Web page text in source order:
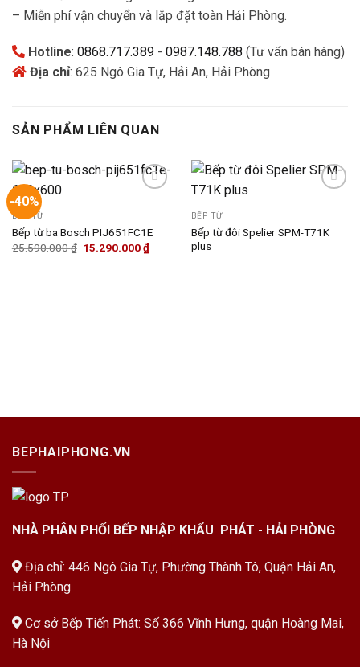
– Miễn phí vận chuyển và lắp đặt toàn Hải Phòng.
Hotline: 0868.717.389 - 0987.148.788 (Tư vấn bán hàng)
Địa chỉ: 625 Ngô Gia Tự, Hải An, Hải Phòng
SẢN PHẨM LIÊN QUAN
-40%
Add to
wishlist
BẾP TỪ
Bếp từ ba Bosch PIJ651FC1E
25.590.000₫ Giá
15.290.000₫Giá
hiện
Add to
wishlist
BẾP TỪ
Bếp từ đôi Spelier SPM-T71K
plus
BEPHAIPHONG.VN
NHÀ PHÂN PHỐI BẾP NHẬP KHẨU PHÁT - HẢI PHÒNG
Địa chỉ: 446 Ngô Gia Tự, Phường Thành Tô, Quận Hải An,
Hải Phòng
Cơ sở Bếp Tiến Phát: Số 366 Vĩnh Hưng, quận Hoàng Mai,
Hà Nội